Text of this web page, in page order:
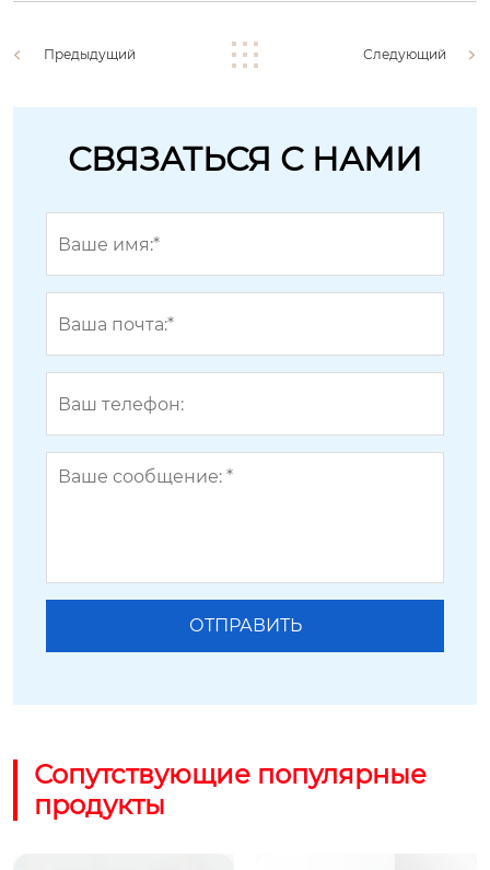
Предыдущий Следующий
СВЯЗАТЬСЯ С НАМИ
Сопутствующие популярные
продукты